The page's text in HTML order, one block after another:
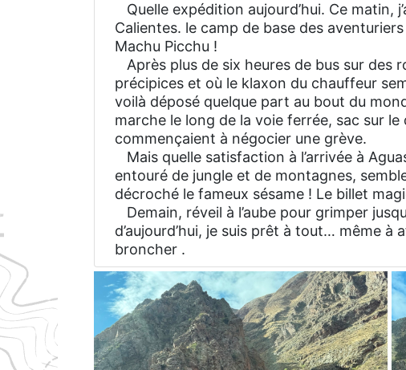
Quelle expédition aujourd’hui. Ce matin,
Calientes. le camp de base des
Machu Picchu !
Après plus de six heures de bus sur des
précipices et où le klaxon du chauffeur
voilà déposé quelque part au bout du
marche le long de la voie ferrée, sac sur
commençaient à négocier une grève.
Mais quelle satisfaction à l’arrivée à
entouré de jungle et de montagnes,
décroché le fameux sésame ! Le billet
Demain, réveil à l’aube pour grimper
d’aujourd’hui, je suis prêt à tout… même
broncher .